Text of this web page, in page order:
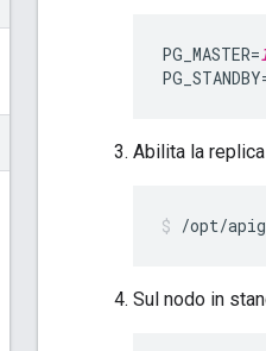
PG_MASTER=
Abilita la
/opt/
Sul nodo in